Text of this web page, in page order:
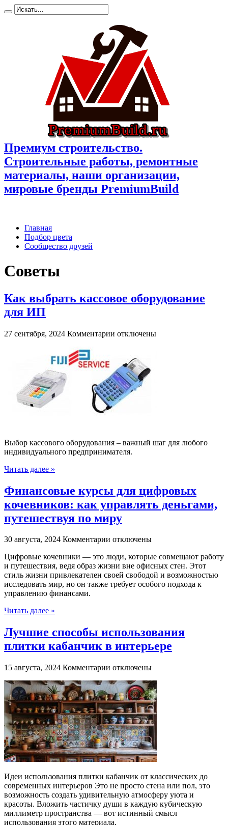
Премиум cтроительство.
Cтроительные работы, ремонтные
материалы, наши организации,
мировые бренды PremiumBuild
Главная
Подбор цвета
Сообщество друзей
Советы
Как выбрать кассовое оборудование
для ИП
27 сентября, 2024 Комментарии к
выбрать
кассовое
оборудование
для
ИП
отключены
Выбор кассового оборудования – важный шаг для любого
индивидуального предпринимателя.
Читать далее »
Финансовые курсы для цифровых
кочевников: как управлять деньгами,
путешествуя по миру
30 августа, 2024 Комментарии к
Финансовые
курсы
для
цифровых
путешествуя
по
миру
отключены
Цифровые кочевники — это люди, которые совмещают работу
и путешествия, ведя образ жизни вне офисных стен. Этот
стиль жизни привлекателен своей свободой и возможностью
исследовать мир, но он также требует особого подхода к
управлению финансами.
Читать далее »
Лучшие способы использования
плитки кабанчик в интерьере
15 августа, 2024 Комментарии к
Лучшие
способы
использования
плитки
кабанчик
в
интерьере
отключены
Идеи использования плитки кабанчик от классических до
современных интерьеров Это не просто стена или пол, это
возможность создать удивительную атмосферу уюта и
красоты. Вложить частичку души в каждую кубическую
миллиметр пространства — вот истинный смысл
использования этого материала.